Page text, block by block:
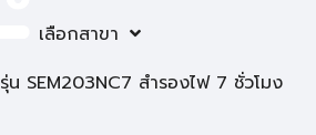
เลือกสาขา
น SEM203NC7 สำรองไฟ 7 ชั่วโมง